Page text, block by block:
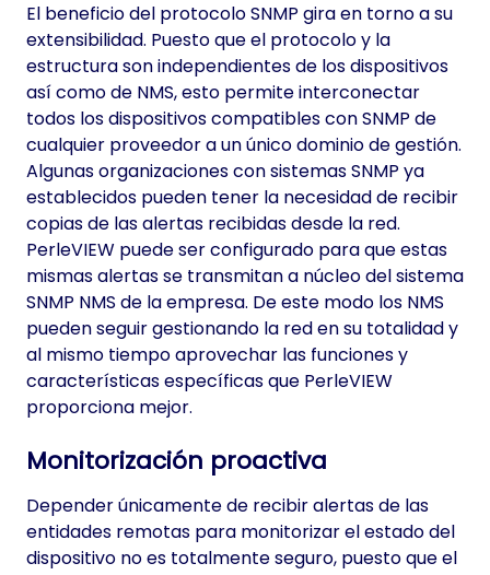
El beneficio del protocolo SNMP gira en torno a su
extensibilidad. Puesto que el protocolo y la
estructura son independientes de los dispositivos
así como de NMS, esto permite interconectar
todos los dispositivos compatibles con SNMP de
cualquier proveedor a un único dominio de gestión.
Algunas organizaciones con sistemas SNMP ya
establecidos pueden tener la necesidad de recibir
copias de las alertas recibidas desde la red.
PerleVIEW puede ser configurado para que estas
mismas alertas se transmitan a núcleo del sistema
SNMP NMS de la empresa. De este modo los NMS
pueden seguir gestionando la red en su totalidad y
al mismo tiempo aprovechar las funciones y
características específicas que PerleVIEW
proporciona mejor.
Monitorización proactiva
Depender únicamente de recibir alertas de las
entidades remotas para monitorizar el estado del
dispositivo no es totalmente seguro, puesto que el